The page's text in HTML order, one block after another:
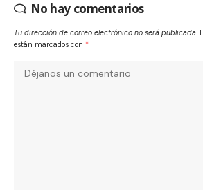
No hay comentarios
Tu dirección de correo electrónico no será publicada.
están marcados con *